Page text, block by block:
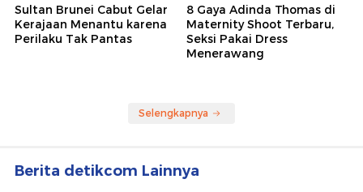
Sultan Brunei Cabut Gelar
Kerajaan Menantu karena
Perilaku Tak Pantas
8 Gaya Adinda Thomas di
Maternity Shoot Terbaru,
Seksi Pakai Dress
Menerawang
Selengkapnya
Berita detikcom Lainnya